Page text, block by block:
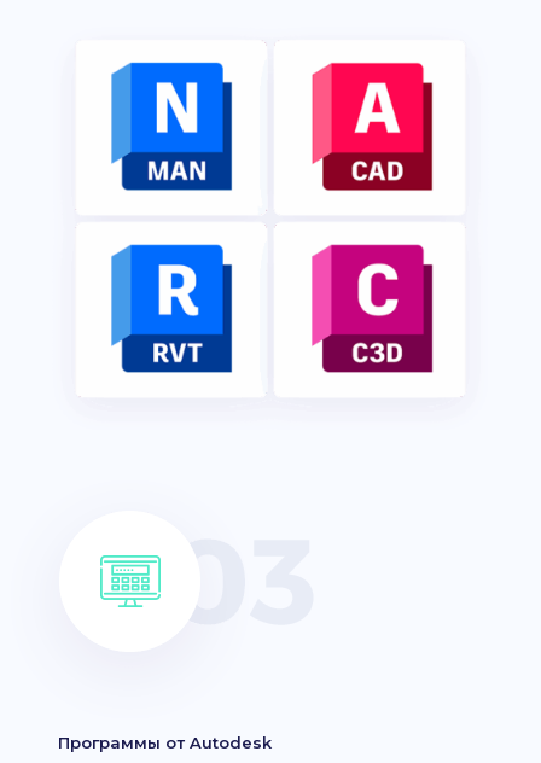
Программы от Autodesk